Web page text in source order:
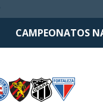
CAMPEONATOS